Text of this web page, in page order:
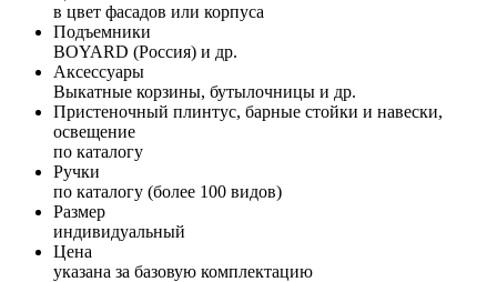
в цвет фасадов или корпуса
Подъемники
BOYARD (Россия) и др.
Аксессуары
Выкатные корзины, бутылочницы и др.
Пристеночный плинтус, барные стойки и навески,
освещение
по каталогу
Ручки
по каталогу (более 100 видов)
Размер
индивидуальный
Цена
указана за базовую комплектацию